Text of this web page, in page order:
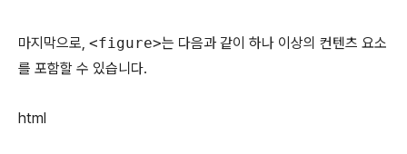
마지막으로, <figure>는 다음과 같이 하나 이상의 컨텐츠 요소
를 포함할 수 있습니다.
html